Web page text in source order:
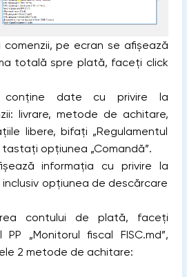
comenzii, pe ecran se afișează
totală spre plată, faceți click
conține date cu privire la
livrare, metode de achitare,
libere, bifați „Regulamentul
tastați opțiunea „Comandă”.
informația cu privire la
opțiunea de descărcare
contului de plată, faceți
„Monitorul fiscal FISC.md”,
2 metode de achitare: